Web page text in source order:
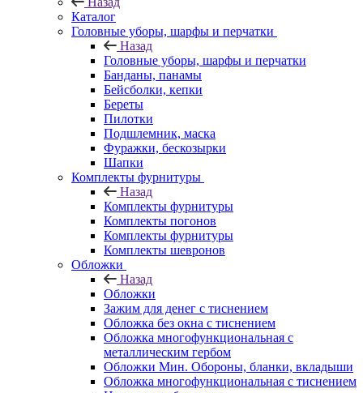
Каталог
Головные уборы, шарфы и перчатки
Назад
Головные уборы, шарфы и перчатки
Банданы, панамы
Бейсболки, кепки
Береты
Пилотки
Подшлемник, маска
Фуражки, бескозырки
Шапки
Комплекты фурнитуры
Назад
Комплекты фурнитуры
Комплекты погонов
Комплекты фурнитуры
Комплекты шевронов
Обложки
Назад
Обложки
Зажим для денег с тиснением
Обложка без окна с тиснением
Обложка многофункциональная с
металлическим гербом
Обложки Мин. Обороны, бланки, вкладыши
Обложка многофункциональная с тиснением